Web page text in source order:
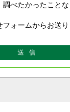
べたかったこと
ォームからお送り